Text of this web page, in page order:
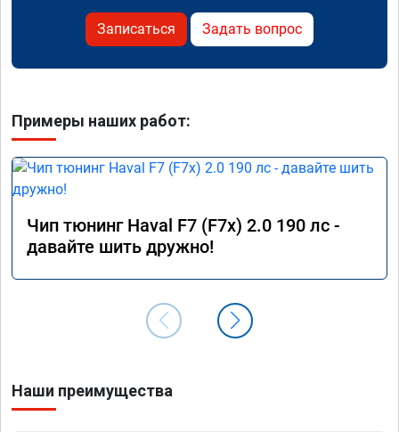
Записаться Задать вопрос
Примеры наших работ:
Чип тюнинг Haval F7 (F7x) 2.0 190 лс -
давайте шить дружно!
Наши преимущества